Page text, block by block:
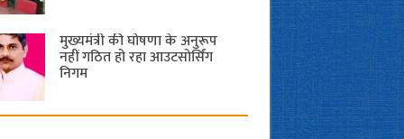
मुख्यमंत्री की घोषणा के अनुरूप
नहीं गठित हो रहा आउटसोर्सिंग
निगम